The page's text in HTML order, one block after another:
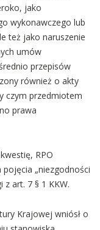
jako
wykonawczego lub
też jako naruszenie
umów
przepisów
również o akty
czym przedmiotem
prawa
RPO
„niezgodności
art. 7 § 1 KKW.
Krajowej wniósł o